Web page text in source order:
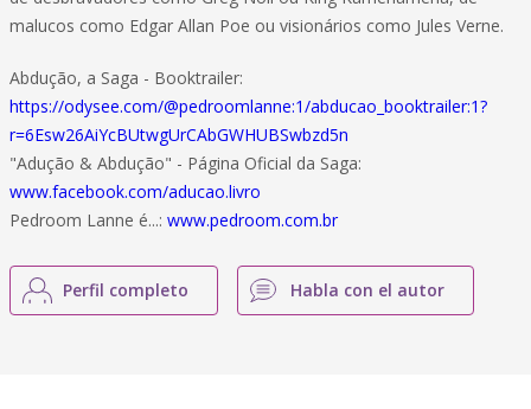
malucos como Edgar Allan Poe ou visionários como Jules Verne.
Abdução, a Saga - Booktrailer:
https://odysee.com/@pedroomlanne:1/abducao_booktrailer:1?
r=6Esw26AiYcBUtwgUrCAbGWHUBSwbzd5n
"Adução & Abdução" - Página Oficial da Saga:
www.facebook.com/aducao.livro
Pedroom Lanne é...: www.pedroom.com.br
Perfil completo Habla con el autor